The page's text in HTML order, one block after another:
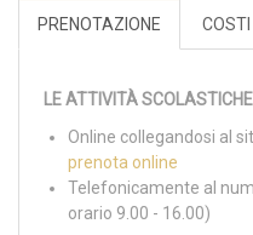
PRENOTAZIONE COSTI
LE ATTIVITÀ
Online collegandosi al
prenota online
Telefonicamente al
orario 9.00 - 16.00)